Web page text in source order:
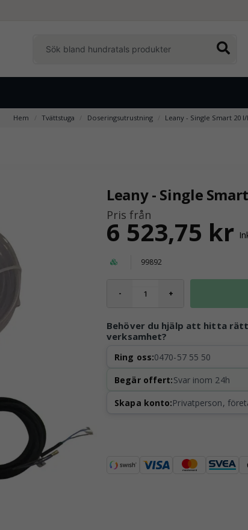
Hem Tvättstuga Doseringsutrustning Leany - Single Smart 20 l/
Leany - Single
Pris från
6 523,75 kr
99892
- +
Behöver du hjälp att hitta
verksamhet?
Ring oss:0470-57 55 50
Begär offert:Svar inom 24h
Skapa konto:Privatperson,